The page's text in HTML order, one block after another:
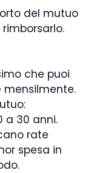
del mutuo
che puoi
a 30 anni.
rate
spesa in